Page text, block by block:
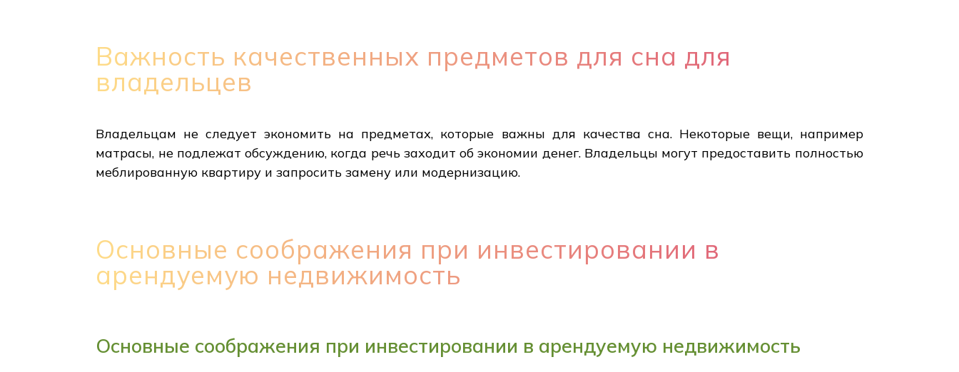
Важность качественных предметов для сна для
владельцев
Владельцам не следует экономить на предметах, которые важны для качества сна. Некоторые вещи, например
матрасы, не подлежат обсуждению, когда речь заходит об экономии денег. Владельцы могут предоставить полностью
меблированную квартиру и запросить замену или модернизацию.
Основные соображения при инвестировании в
арендуемую недвижимость
Основные соображения при инвестировании в арендуемую недвижимость